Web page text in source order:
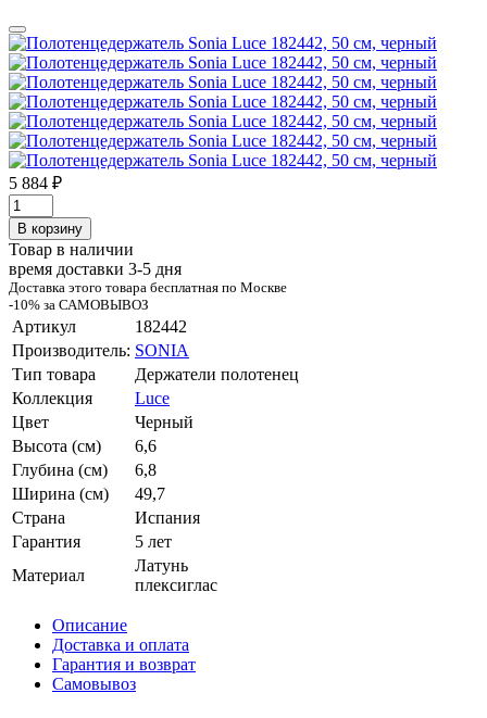
5 884 ₽
В корзину
Товар в наличии
время доставки 3-5 дня
Доставка этого товара бесплатная по Москве
-10% за САМОВЫВОЗ
Артикул
182442
Производитель: SONIA
Тип товара
Держатели полотенец
Коллекция
Luce
Цвет
Черный
Высота (см)
6,6
Глубина (см)
6,8
Ширина (см)
49,7
Страна
Испания
Гарантия
5 лет
Материал
Латунь
плексиглас
Описание
Доставка и оплата
Гарантия и возврат
Самовывоз